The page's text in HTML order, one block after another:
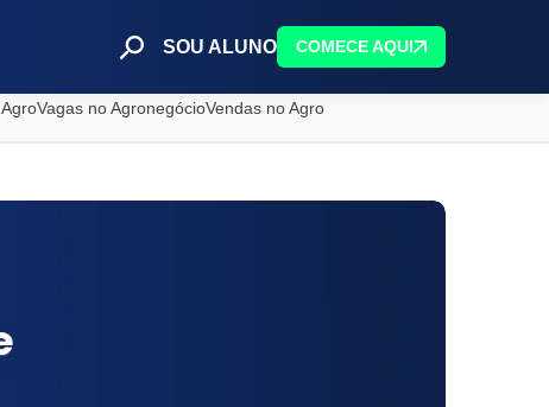
SOU ALUNO COMECE AQUI
Vagas no AgronegócioVendas no Agro